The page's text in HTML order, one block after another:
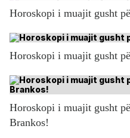
Horoskopi i muajit gusht
Horoskopi i muajit gusht
Horoskopi i muajit gusht
Brankos!